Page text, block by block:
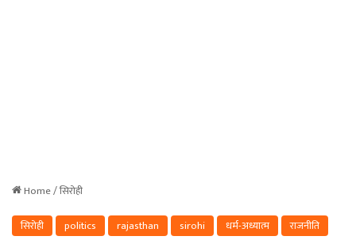
Home/सिरोही
सिरोही
politics rajasthan sirohi धर्म-अध्यात्म
राजनीति